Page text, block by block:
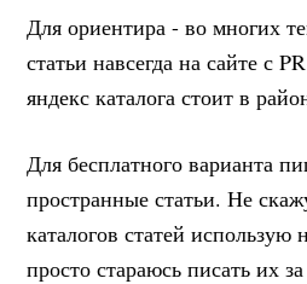
Для ориентира - во многих
статьи навсегда на сайте с
яндекс каталога стоит в
Для бесплатного варианта
пространные статьи. Не
каталогов статей использую
просто стараюсь писать их